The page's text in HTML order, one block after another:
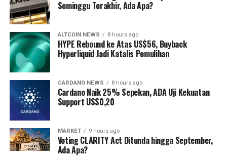
Seminggu Terakhir, Ada Apa?
ALTCOIN NEWS 8 hours ago
HYPE Rebound ke Atas US$56, Buyback
Hyperliquid Jadi Katalis Pemulihan
CARDANO NEWS 8 hours ago
Cardano Naik 25% Sepekan, ADA Uji Kekuatan
Support US$0,20
MARKET 9 hours ago
Voting CLARITY Act Ditunda hingga September,
Ada Apa?